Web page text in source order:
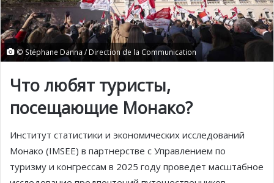
© Stéphane Danna / Direction de la Communication
Что любят туристы,
посещающие Монако?
Институт статистики и экономических исследований
Монако (IMSEE) в партнерстве с Управлением по
туризму и конгрессам в 2025 году проведет масштабное